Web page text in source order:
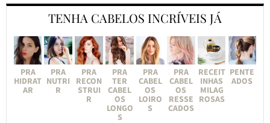
TENHA CABELOS INCRÍVEIS JÁ
PRA
HIDRAT
AR
PRA
NUTRI
R
PRA
RECON
STRUI
R
PRA
TER
CABEL
OS
LONGO
S
PRA
CABEL
OS
LOIRO
S
PRA
CABEL
OS
RESSE
CADOS
RECEIT
INHAS
MILAG
ROSAS
PENTE
ADOS